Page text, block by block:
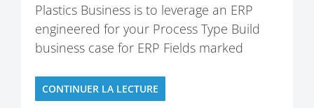
Plastics Business is to leverage an ERP
engineered for your Process Type Build
business case for ERP Fields marked
CONTINUER LA LECTURE